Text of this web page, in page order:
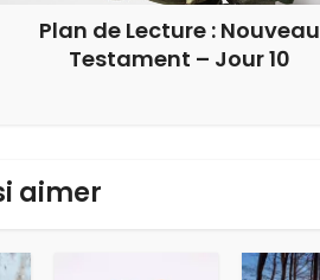
Plan de Lecture : Nouveau
Testament – Jour 10
aimer